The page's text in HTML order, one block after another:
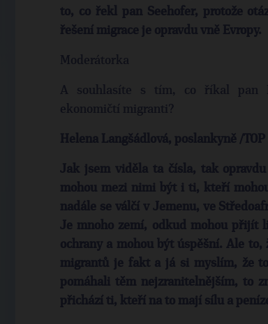
to, co řekl pan Seehofer, protože
řešení migrace je opravdu vně Evropy.
Moderátorka
A souhlasíte s tím, co říkal pan
ekonomičtí migranti?
Helena Langšádlová, poslankyně /TOP
Jak jsem viděla ta čísla, tak
mohou mezi nimi být i ti, kteří
nadále se válčí v Jemenu, ve
Je mnoho zemí, odkud mohou přijít
ochrany a mohou být úspěšní. Ale
migrantů je fakt a já si myslím, že
pomáhali těm nejzranitelnějším, to
přichází ti, kteří na to mají sílu a